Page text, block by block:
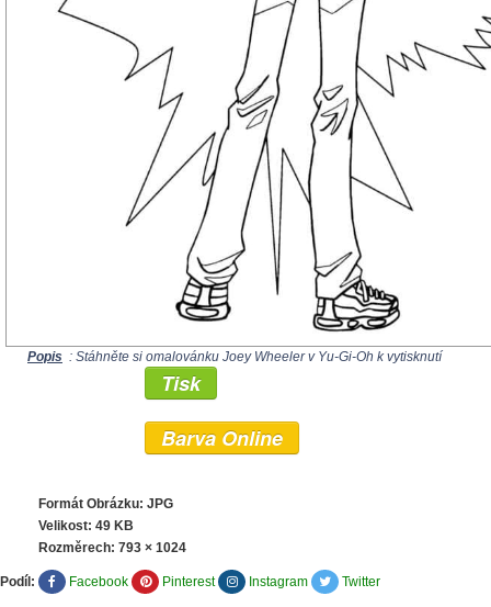
Popis : Stáhněte si omalovánku Joey Wheeler v Yu-Gi-Oh k vytisknutí
Tisk
Barva Online
Formát Obrázku: JPG
Velikost: 49 KB
Rozměrech: 793 × 1024
Podíl: Facebook Pinterest Instagram Twitter